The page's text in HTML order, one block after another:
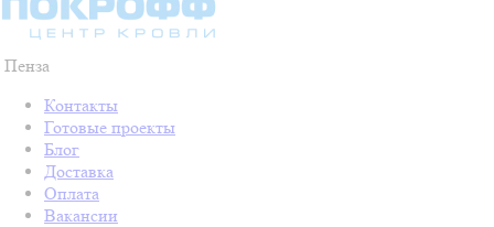
Пенза
Контакты
Готовые проекты
Блог
Доставка
Оплата
Вакансии